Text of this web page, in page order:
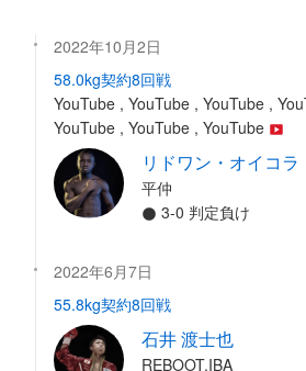
2022年10月2日
58.0kg契約8回戦
YouTube , YouTube , YouTube ,
YouTube , YouTube , YouTube
リドワン・オイコラ
平仲
3-0 判定負け
2022年6月7日
55.8kg契約8回戦
石井 渡士也
REBOOT.IBA